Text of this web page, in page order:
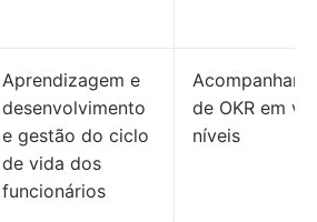
Aprendizagem e
desenvolvimento
e gestão do ciclo
de vida dos
funcionários
de OKR em
níveis